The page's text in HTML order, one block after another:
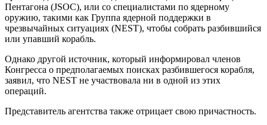
Пентагона (JSOC), или со специалистами по ядерному
оружию, такими как Группа ядерной поддержки в
чрезвычайных ситуациях (NEST), чтобы собрать разбившийся
или упавший корабль.
Однако другой источник, который информировал членов
Конгресса о предполагаемых поисках разбившегося корабля,
заявил, что NEST не участвовала ни в одной из этих
операций.
Представитель агентства также отрицает свою причастность.